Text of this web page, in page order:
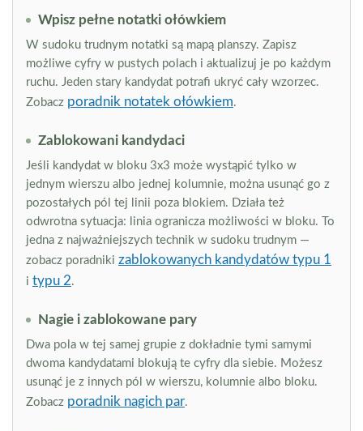
Wpisz pełne notatki ołówkiem
W sudoku trudnym notatki są mapą planszy. Zapisz
możliwe cyfry w pustych polach i aktualizuj je po każdym
ruchu. Jeden stary kandydat potrafi ukryć cały wzorzec.
Zobacz poradnik notatek ołówkiem.
Zablokowani kandydaci
Jeśli kandydat w bloku 3x3 może wystąpić tylko w
jednym wierszu albo jednej kolumnie, można usunąć go z
pozostałych pól tej linii poza blokiem. Działa też
odwrotna sytuacja: linia ogranicza możliwości w bloku. To
jedna z najważniejszych technik w sudoku trudnym —
zobacz poradniki zablokowanych kandydatów typu 1
i typu 2.
Nagie i zablokowane pary
Dwa pola w tej samej grupie z dokładnie tymi samymi
dwoma kandydatami blokują te cyfry dla siebie. Możesz
usunąć je z innych pól w wierszu, kolumnie albo bloku.
Zobacz poradnik nagich par.